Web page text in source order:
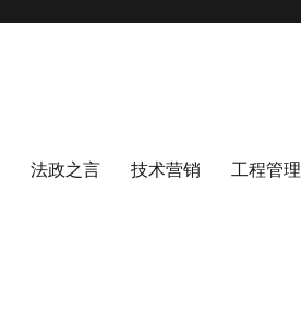
法政之言 技术营销 工程管理